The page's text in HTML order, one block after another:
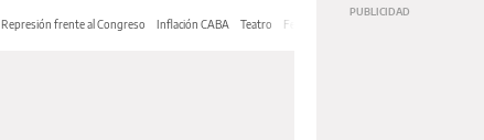
Represión frente al Congreso Inflación CABA Teatro Feria de Editores